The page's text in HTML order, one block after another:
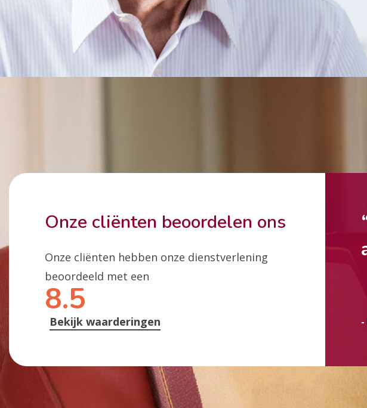
Onze cliënten beoordelen ons
Onze cliënten hebben onze dienstverlening
beoordeeld met een
8.5
Bekijk waarderingen